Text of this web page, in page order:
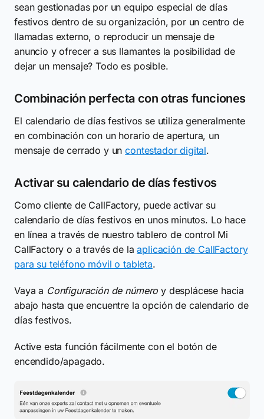
sean gestionadas por un equipo especial de días
festivos dentro de su organización, por un centro de
llamadas externo, o reproducir un mensaje de
anuncio y ofrecer a sus llamantes la posibilidad de
dejar un mensaje? Todo es posible.
Combinación perfecta con otras funciones
El calendario de días festivos se utiliza generalmente
en combinación con un horario de apertura, un
mensaje de cerrado y uncontestador digital.
Activar su calendario de días festivos
Como cliente de CallFactory, puede activar su
calendario de días festivos en unos minutos. Lo hace
en línea a través de nuestro tablero de control Mi
CallFactory o a través de laaplicación de CallFactory
para su teléfono móvil o tableta.
Vaya a Configuración de número y desplácese hacia
abajo hasta que encuentre la opción de calendario de
días festivos.
Active esta función fácilmente con el botón de
encendido/apagado.